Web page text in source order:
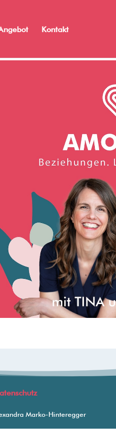
Kontakt
Marko-Hinteregger